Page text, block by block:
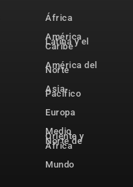
África
América
Latina y el
Caribe
América del
Norte
Asia-
Pacífico
Europa
Medio
Oriente y
Norte de
África
Mundo